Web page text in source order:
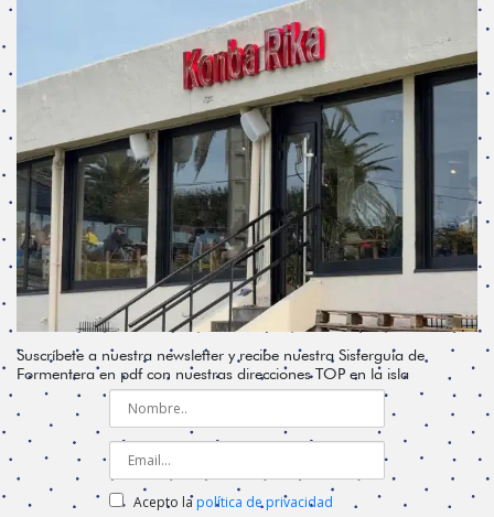
Suscríbete a nuestra newsletter y recibe nuestra Sisterguía de
Formentera en pdf con nuestras direcciones TOP en la isla
Acepto lapolítica de privacidad